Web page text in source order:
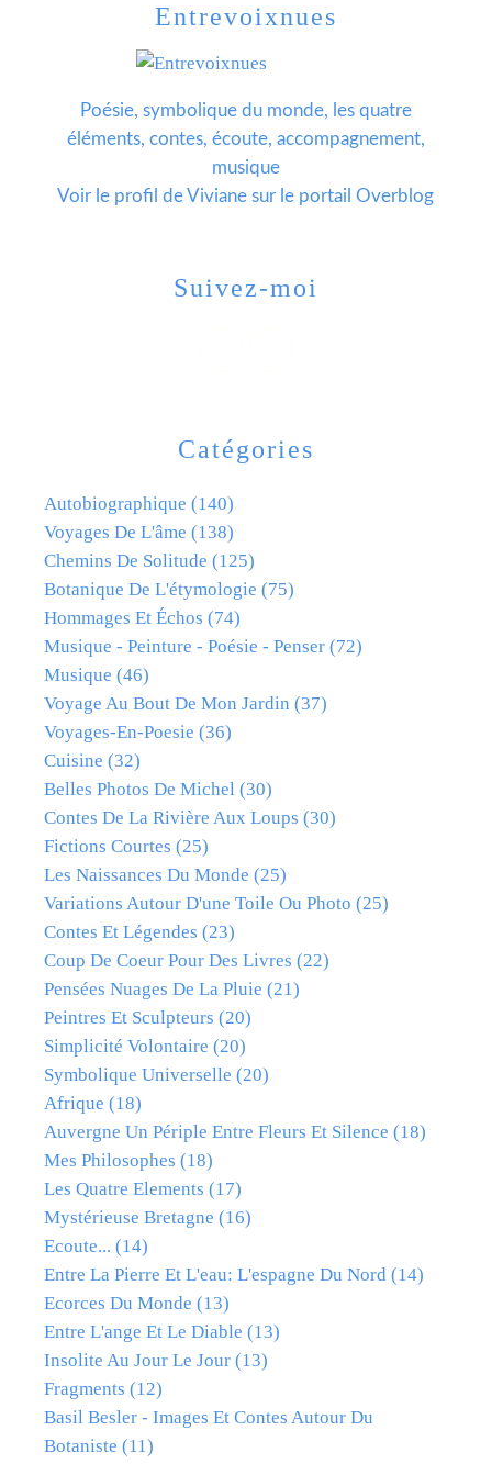
Catégories
Autobiographique (140)
Voyages De L'âme (138)
Chemins De Solitude (125)
Botanique De L'étymologie (75)
Hommages Et Échos (74)
Musique - Peinture - Poésie - Penser (72)
Musique (46)
Voyage Au Bout De Mon Jardin (37)
Voyages-En-Poesie (36)
Cuisine (32)
Belles Photos De Michel (30)
Contes De La Rivière Aux Loups (30)
Fictions Courtes (25)
Les Naissances Du Monde (25)
Variations Autour D'une Toile Ou Photo (25)
Contes Et Légendes (23)
Coup De Coeur Pour Des Livres (22)
Pensées Nuages De La Pluie (21)
Peintres Et Sculpteurs (20)
Simplicité Volontaire (20)
Symbolique Universelle (20)
Afrique (18)
Auvergne Un Périple Entre Fleurs Et Silence (18)
Mes Philosophes (18)
Les Quatre Elements (17)
Mystérieuse Bretagne (16)
Ecoute... (14)
Entre La Pierre Et L'eau: L'espagne Du Nord (14)
Ecorces Du Monde (13)
Entre L'ange Et Le Diable (13)
Insolite Au Jour Le Jour (13)
Fragments (12)
Basil Besler - Images Et Contes Autour Du
Botaniste (11)
Entrevoixnues
Poésie, symbolique du monde, les quatre
éléments, contes, écoute, accompagnement,
musique
Voir le profil deViviane sur le portail Overblog
Suivez-moi